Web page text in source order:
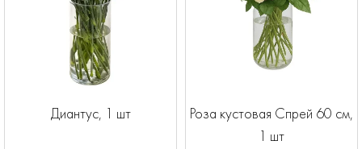
Диантус, 1 шт
Роза кустовая Спрей 60 см,
1 шт